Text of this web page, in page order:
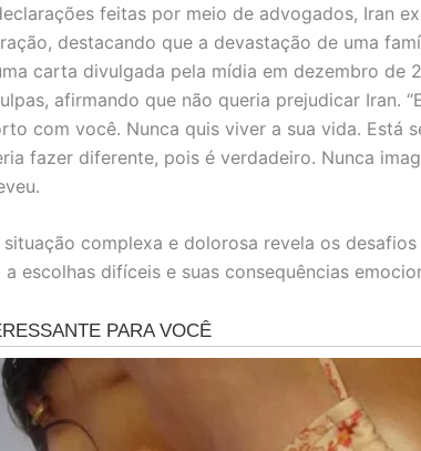
feitas por meio de advogados, Iran
destacando que a devastação de uma
carta divulgada pela mídia em dezembro de
afirmando que não queria prejudicar Iran.
com você. Nunca quis viver a sua vida. Está
fazer diferente, pois é verdadeiro. Nunca
situação complexa e dolorosa revela os
a escolhas difíceis e suas consequências